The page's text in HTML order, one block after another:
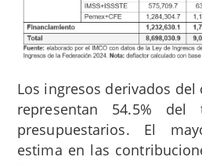
Los ingresos derivados
representan 54.5%
presupuestarios. El
estima en las